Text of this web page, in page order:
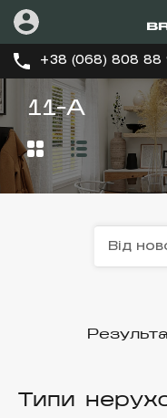
+38 (068) 808 88
11-А
Від
Типи